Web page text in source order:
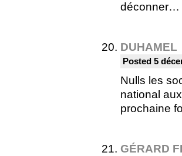
déconner…
DUHAMEL
Posted 5
Nulls les
national
prochaine
GÉRARD